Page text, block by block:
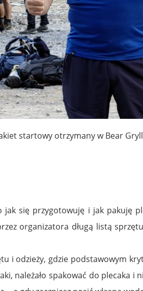
startowy otrzymany w Bear
się przygotowuję i jak pakuję
organizatora długą listą
i odzieży, gdzie podstawowym
należało spakować do plecaka i